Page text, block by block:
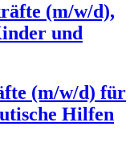
(m/w/d),
und
(m/w/d) für
Hilfen